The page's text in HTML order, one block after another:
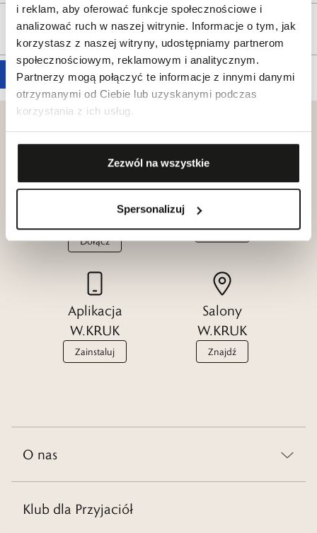
i reklam, aby oferować funkcje społecznościowe i
analizować ruch w naszej witrynie. Informacje o tym, jak
korzystasz z naszej witryny, udostępniamy partnerom
społecznościowym, reklamowym i analitycznym.
Partnerzy mogą połączyć te informacje z innymi danymi
otrzymanymi od Ciebie lub uzyskanymi podczas
korzystania z ich usług.
Zezwól na wszystkie
Spersonalizuj
Tagi
Klub dla
Dołącz
Katalogi
W.KRUK
Zobacz
Aplikacja
W.KRUK
Zainstaluj
Salony
W.KRUK
Znajdź
O nas
Klub dla Przyjaciół